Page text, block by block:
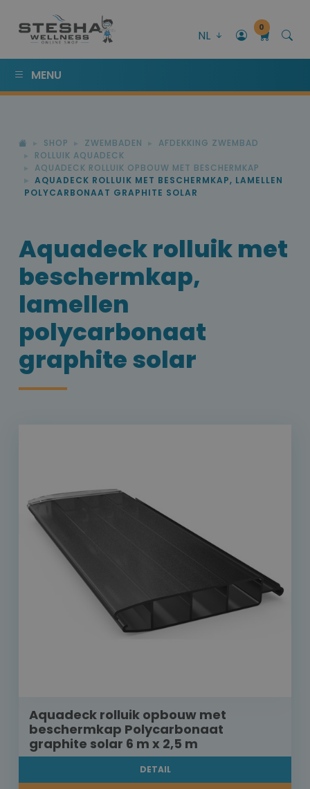
NL
0
MENU
SHOP ZWEMBADEN
AFDEKKING ZWEMBAD
ROLLUIK AQUADECK
AQUADECK ROLLUIK OPBOUW MET BESCHERMKAP
AQUADECK ROLLUIK MET BESCHERMKAP, LAMELLEN
POLYCARBONAAT GRAPHITE SOLAR
Aquadeck rolluik met
beschermkap,
lamellen
polycarbonaat
graphite solar
Aquadeck rolluik opbouw met
beschermkap Polycarbonaat
graphite solar 6 m x 2,5 m
DETAIL